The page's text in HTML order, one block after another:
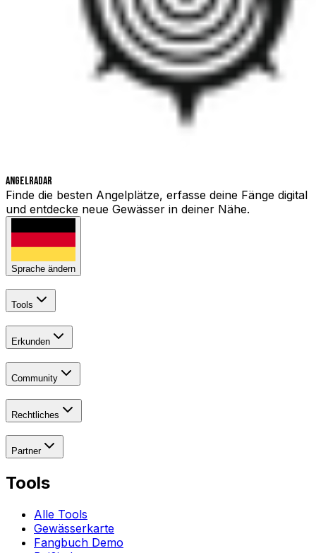
Angelradar
Finde die besten Angelplätze, erfasse deine Fänge digital
und entdecke neue Gewässer in deiner Nähe.
Sprache ändern
Tools
Erkunden
Community
Rechtliches
Partner
Tools
Alle Tools
Gewässerkarte
Fangbuch Demo